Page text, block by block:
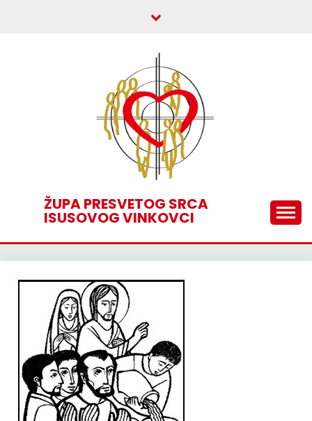
ŽUPA PRESVETOG SRCA
ISUSOVOG VINKOVCI